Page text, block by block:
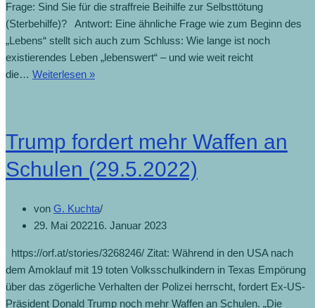
Frage: Sind Sie für die straffreie Beihilfe zur Selbsttötung
(Sterbehilfe)? Antwort: Eine ähnliche Frage wie zum Beginn des
„Lebens“ stellt sich auch zum Schluss: Wie lange ist noch
existierendes Leben „lebenswert“ – und wie weit reicht
die… Weiterlesen »
Trump fordert mehr Waffen an
Schulen (29.5.2022)
von G. Kuchta
29. Mai 202216. Januar 2023
https://orf.at/stories/3268246/ Zitat: Während in den USA nach
dem Amoklauf mit 19 toten Volksschulkindern in Texas Empörung
über das zögerliche Verhalten der Polizei herrscht, fordert Ex-US-
Präsident Donald Trump noch mehr Waffen an Schulen. „Die